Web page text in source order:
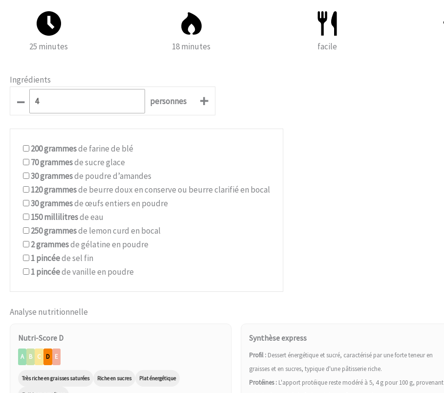
25 minutes 18 minutes facile
Ingrédients
– personnes +
200grammesde farine de blé
70grammesde sucre glace
30grammesde poudre d’amandes
120grammesde beurre doux en conserve ou beurre clarifié en bocal
30grammesde œufs entiers en poudre
150millilitresde eau
250grammesde lemon curd en bocal
2grammesde gélatine en poudre
1pincéede sel fin
1pincéede vanille en poudre
Analyse nutritionnelle
Nutri-Score D
A B C D E
Très riche en graisses saturées Riche en sucres Plat énergétique
Synthèse express
Profil :Dessert énergétique et sucré, caractérisé par une forte teneur en
graisses et en sucres, typique d'une pâtisserie riche.
Protéines :L'apport protéique reste modéré à 5, 4 g pour 100 g, provenant